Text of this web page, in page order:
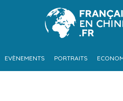
EVÈNEMENTS PORTRAITS